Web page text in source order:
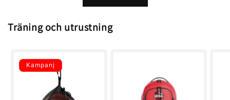
Träning och utrustning
Kampanj